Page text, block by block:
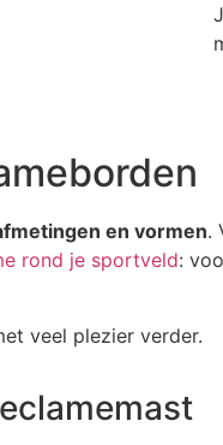
en vormen.
rond je sportveld:
veel plezier verder.